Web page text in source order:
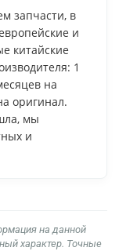
запчасти, в
и
китайские
1
на
оригинал.
мы
и
на данной
характер. Точные